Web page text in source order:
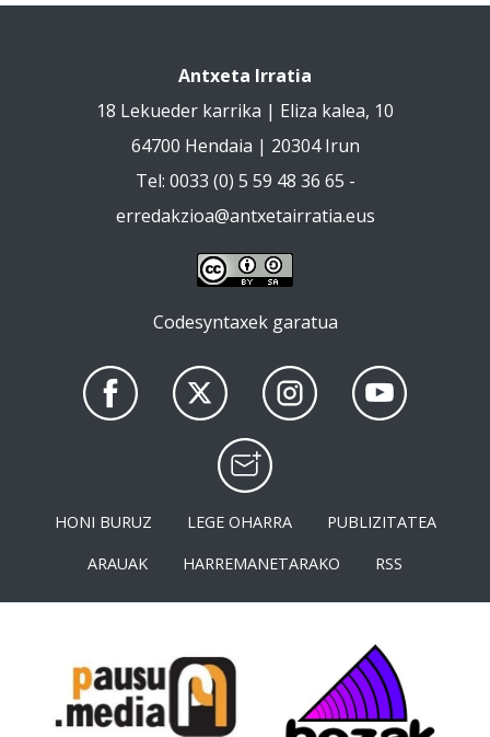
Antxeta Irratia
18 Lekueder karrika | Eliza kalea, 10
64700 Hendaia | 20304 Irun
Tel: 0033 (0) 5 59 48 36 65 -
erredakzioa@antxetairratia.eus
Codesyntaxek garatua
HONI BURUZ LEGE OHARRA
PUBLIZITATEA
ARAUAK
HARREMANETARAKO RSS